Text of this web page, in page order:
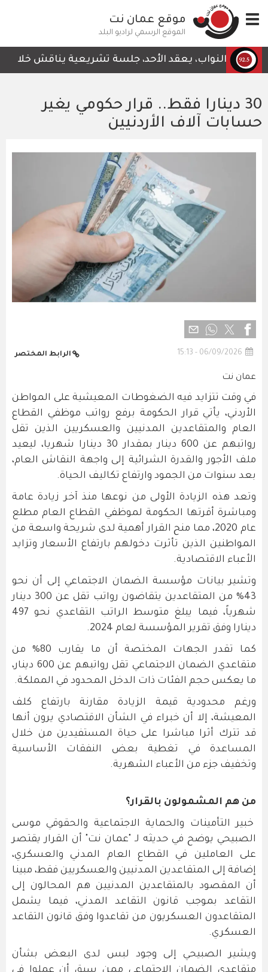
إلى
المحتوى
الرئيسي
Toggle
navigation
موقع عمان نت
الموقع الرسمي لراديو البلد
النواب، يعقد الأحد، جلسة تشريعية يناقش خلالها قرار
30 دينارا فقط.. قرار حكومي يغير
حسابات آلاف الأردنيين
06/09/2026 - 15:13 الرابط المختصر
عمان نت
في وقت تتزايد فيه الضغوطات المعيشية على المواطن
الأردني، يأتي قرار الحكومة برفع رواتب موظفي القطاع
العام والمتقاعدين المدنيين والعسكريين الذين تقل
رواتبهم عن 600 دينار بمقدار 30 دينارا شهريا، ليعيد
ملف الأجور والقدرة الشرائية إلى واجهة النقاش العام،
بعد سنوات من الجمود وارتفاع تكاليف الحياة.
وتعد هذه الزيادة الأولى من نوعها منذ آخر زيادة عامة
ومباشرة أقرتها الحكومة لموظفي القطاع العام مطلع
عام 2020، مما منح القرار أهمية لدى شريحة واسعة من
المواطنين الذين تأثرت دخولهم بارتفاع الأسعار وتزايد
الأعباء الاقتصادية.
وتشير بيانات مؤسسة الضمان الاجتماعي إلى أن نحو
43% من المتقاعدين يتقاضون رواتب تقل عن 300 دينار
شهرياً، فيما يبلغ متوسط الراتب التقاعدي نحو 497
دينارا وفق تقرير المؤسسة لعام 2024.
كما تقدر الجهات المختصة أن ما يقارب 80% من
متقاعدي الضمان الاجتماعي تقل رواتبهم عن 600 دينار،
ما يعكس حجم الفئات ذات الدخل المحدود في المملكة.
ورغم محدودية قيمة الزيادة مقارنة بارتفاع كلف
المعيشة، إلا أن خبراء في الشأن الاقتصادي يرون أنها
قد تترك أثرا مباشرا على حياة المستفيدين من خلال
المساعدة في تغطية بعض النفقات الأساسية
وتخفيف جزء من الأعباء الشهرية.
من هم المشمولون بالقرار؟
خبير التأمينات والحماية الاجتماعية والحقوقي موسى
الصبيحي يوضح في حديثه لـ "عمان نت" أن القرار يقتصر
على العاملين في القطاع العام المدني والعسكري،
إضافة إلى المتقاعدين المدنيين والعسكريين فقط، مبينا
أن المقصود بالمتقاعدين المدنيين هم المحالون إلى
التقاعد بموجب قانون التقاعد المدني، فيما يشمل
المتقاعدون العسكريون من تقاعدوا وفق قانون التقاعد
العسكري.
ويشير الصبيحي إلى وجود لبس لدى البعض بشأن